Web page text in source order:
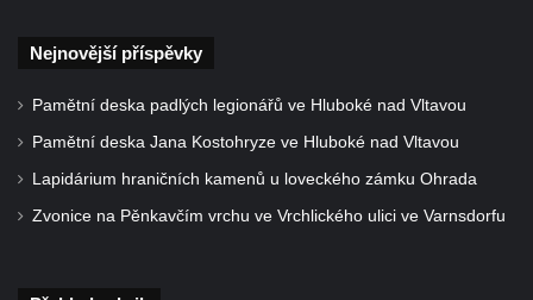
Kostel svatého Martina v Tursku
Nejnovější příspěvky
Pamětní deska padlých legionářů ve Hluboké nad Vltavou
Pamětní deska Jana Kostohryze ve Hluboké nad Vltavou
Lapidárium hraničních kamenů u loveckého zámku Ohrada
Zvonice na Pěnkavčím vrchu ve Vrchlického ulici ve Varnsdorfu